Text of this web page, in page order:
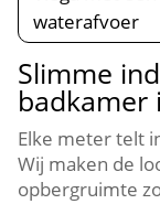
waterafvoer
Slimme
badkamer
Elke meter telt
Wij maken de
opbergruimte